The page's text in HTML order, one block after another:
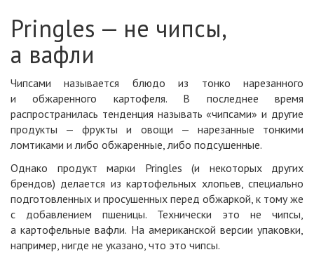
Pringles — не чипсы,
а вафли
Чипсами называется блюдо из тонко нарезанного
и обжаренного картофеля. В последнее время
распространилась тенденция называть «чипсами» и другие
продукты — фрукты и овощи — нарезанные тонкими
ломтиками и либо обжаренные, либо подсушенные.
Однако продукт марки Pringles (и некоторых других
брендов) делается из картофельных хлопьев, специально
подготовленных и просушенных перед обжаркой, к тому же
с добавлением пшеницы. Технически это не чипсы,
а картофельные вафли. На американской версии упаковки,
например, нигде не указано, что это чипсы.